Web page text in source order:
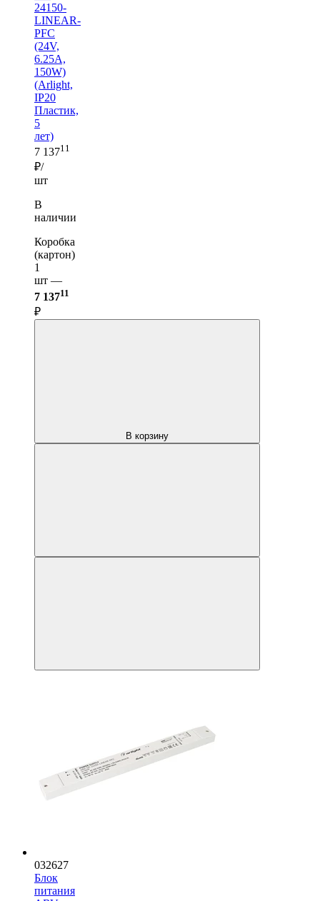
24150-
LINEAR-
PFC
(24V,
6.25A,
150W)
(Arlight,
IP20
Пластик,
5
лет)
7 13711
₽/
шт
В
наличии
Коробка
(картон)
1
шт —
7 13711
₽
В корзину
032627
Блок
питания